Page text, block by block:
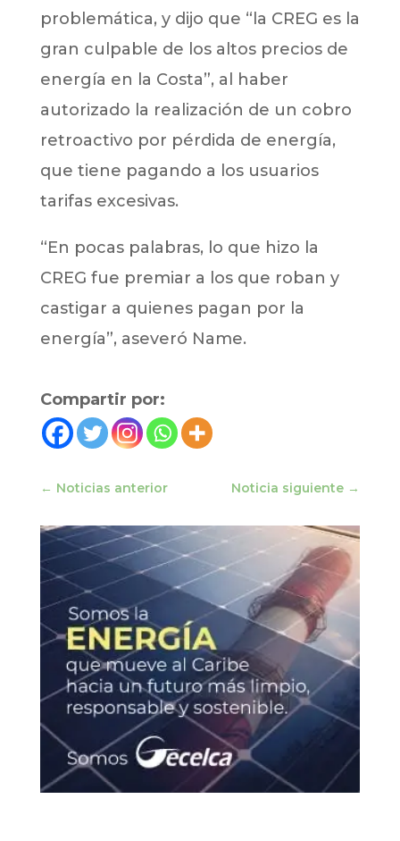
problemática, y dijo que “la CREG es la
gran culpable de los altos precios de
energía en la Costa”, al haber
autorizado la realización de un cobro
retroactivo por pérdida de energía,
que tiene pagando a los usuarios
tarifas excesivas.
“En pocas palabras, lo que hizo la
CREG fue premiar a los que roban y
castigar a quienes pagan por la
energía”, aseveró Name.
Compartir por:
← Noticias anterior Noticia siguiente →